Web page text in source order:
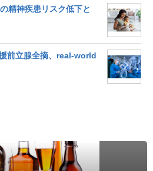
精神疾患リスク低下と
前立腺全摘、real-world